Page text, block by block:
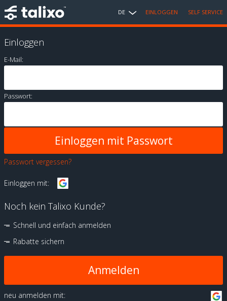
DE EINLOGGEN SELF SERVICE
Einloggen
E-Mail:
Passwort:
Passwort vergessen?
Einloggen mit:
Noch kein Talixo Kunde?
Schnell und einfach anmelden
Rabatte sichern
Anmelden
neu anmelden mit: